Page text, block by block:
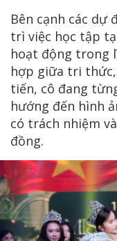
Bên cạnh các dự
trì việc học tập
hoạt động trong
hợp giữa tri
tiến, cô đang
hướng đến hình
có trách nhiệm
đồng.